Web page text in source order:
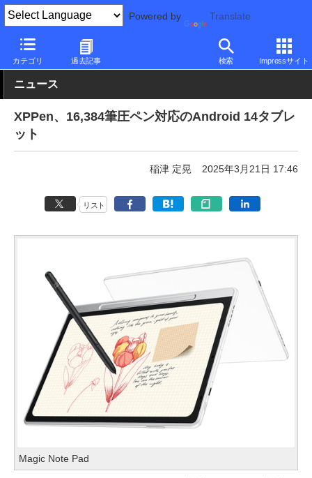
Powered by Translate
カテゴリ 過去記事 検索 Impressサイト
PC Watch パソコン/タブレット/スマートフォン タブレット
ニュース
XPPen、16,384筆圧ペン対応のAndroid 14タブレ
ット
稲津 定晃 2025年3月21日 17:46
リスト
Magic Note Pad